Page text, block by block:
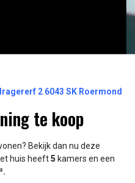
2 6043 SK Roermond
te koop
Bekijk dan nu deze
huis heeft5 kamers en een